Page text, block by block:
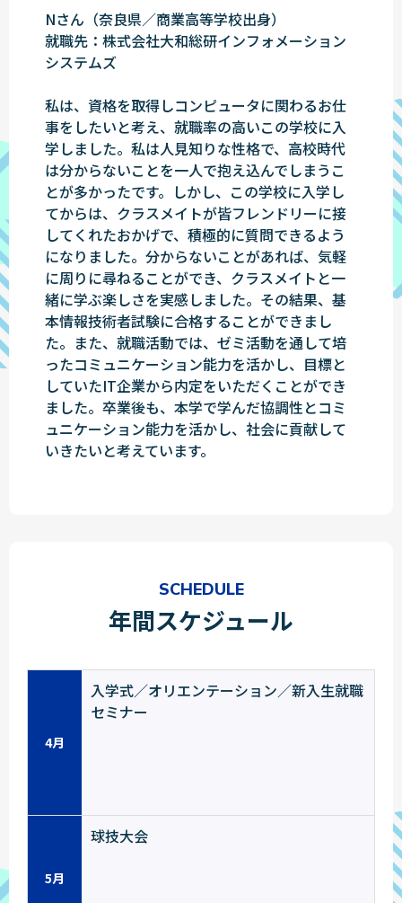
Nさん（奈良県／商業高等学校出身）
就職先：株式会社大和総研インフォメーション
システムズ
私は、資格を取得しコンピュータに関わるお仕
事をしたいと考え、就職率の高いこの学校に入
学しました。私は人見知りな性格で、高校時代
は分からないことを一人で抱え込んでしまうこ
とが多かったです。しかし、この学校に入学し
てからは、クラスメイトが皆フレンドリーに接
してくれたおかげで、積極的に質問できるよう
になりました。分からないことがあれば、気軽
に周りに尋ねることができ、クラスメイトと一
緒に学ぶ楽しさを実感しました。その結果、基
本情報技術者試験に合格することができまし
た。また、就職活動では、ゼミ活動を通して培
ったコミュニケーション能力を活かし、目標と
していたIT企業から内定をいただくことができ
ました。卒業後も、本学で学んだ協調性とコミ
ュニケーション能力を活かし、社会に貢献して
いきたいと考えています。
年間スケジュール
SCHEDULE
4月
入学式／オリエンテーション／新入生就職
セミナー
5月
球技大会